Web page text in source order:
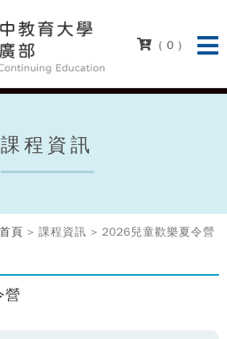
( 0 )
課程資訊
首頁 > 課程資訊 > 2026兒童歡樂夏令營
營